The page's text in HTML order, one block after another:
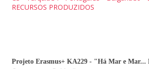
RECURSOS PRODUZIDOS
Projeto Erasmus+ KA229 - "Há Mar e Mar...